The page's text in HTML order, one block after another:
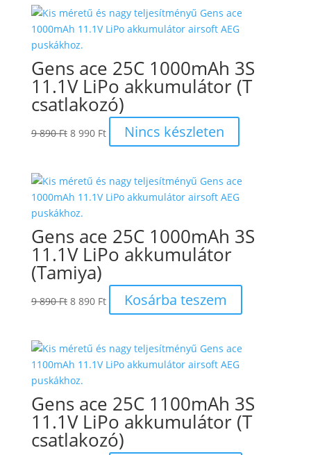
8
190 Ft.
7
190 Ft.
Gens ace 25C 1000mAh 3S
11.1V LiPo akkumulátor (T
csatlakozó)
9 890Ft Original
9
890 Ft.
8 990 Ft Current
price
990 Ft.
Nincs készleten
Gens ace 25C 1000mAh 3S
11.1V LiPo akkumulátor
(Tamiya)
9 890Ft Original
9
890 Ft.
8 890 Ft Current
price
890 Ft.
Kosárba teszem
Gens ace 25C 1100mAh 3S
11.1V LiPo akkumulátor (T
csatlakozó)